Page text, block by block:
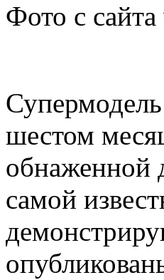
Фото с
шестом
обнаженной
самой